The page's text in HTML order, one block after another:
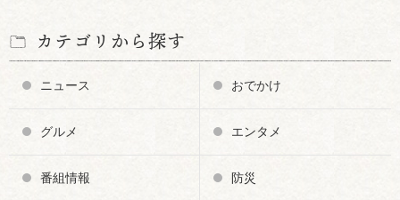
カテゴリから探す
ニュース おでかけ
グルメ エンタメ
番組情報 防災